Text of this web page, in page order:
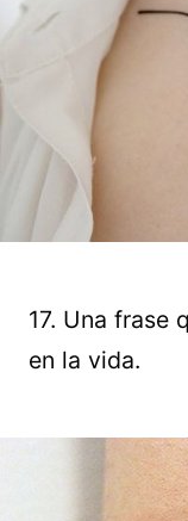
17. Una frase
en la vida.